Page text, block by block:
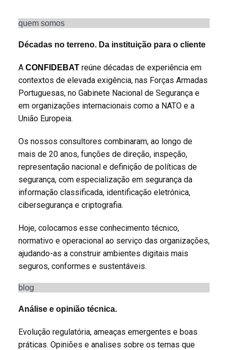
quem somos
Décadas no terreno. Da instituição para o cliente
A CONFIDEBAT reúne décadas de experiência em
contextos de elevada exigência, nas Forças Armadas
Portuguesas, no Gabinete Nacional de Segurança e
em organizações internacionais como a NATO e a
União Europeia.
Os nossos consultores combinaram, ao longo de
mais de 20 anos, funções de direção, inspeção,
representação nacional e definição de políticas de
segurança, com especialização em segurança da
informação classificada, identificação eletrónica,
cibersegurança e criptografia.
Hoje, colocamos esse conhecimento técnico,
normativo e operacional ao serviço das organizações,
ajudando-as a construir ambientes digitais mais
seguros, conformes e sustentáveis.
blog
Análise e opinião técnica.
Evolução regulatória, ameaças emergentes e boas
práticas. Opiniões e analises sobre os temas que